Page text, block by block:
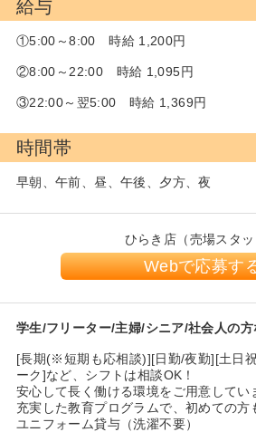
給与
①5:00～8:00 時給 1,200円
②8:00～22:00 時給 1,095円
③22:00～翌5:00 時給 1,369円
時間帯
早朝、午前、昼、午後、夕方、夜
ひらき店（売場スタッ
Webで応募す
学生/フリーター/主婦/シニア/社会人の方
[長期(※短期も応相談)][日勤/夜勤][土日
ーク]など、 シフトは相談OK！
安心して長く働ける環境をご用意してい
充実した教育プログラムで、初めての方
ユニフォーム貸与（洗濯不要）